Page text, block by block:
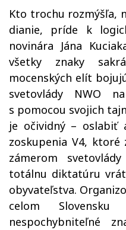
Kto trochu rozmýšľa,
dianie, príde k
novinára Jána
všetky znaky
mocenských elít
svetovlády NWO
s pomocou svojich
je očividný – oslabiť
zoskupenia V4, ktoré
zámerom
totálnu diktatúru
obyvateľstva.
celom
nespochybniteľné